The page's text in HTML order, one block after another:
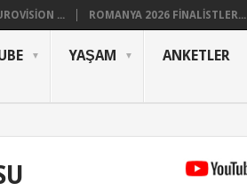
... ROMANYA 2026 FINALISTLER...
YAŞAM ANKETLER